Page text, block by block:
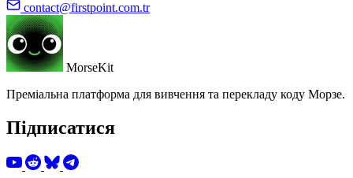
contact@firstpoint.com.tr
MorseKit
Преміальна платформа для вивчення та перекладу коду Морзе.
Підписатися